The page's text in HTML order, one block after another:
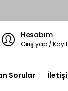
Hesabım
Giriş yap /
Sorular